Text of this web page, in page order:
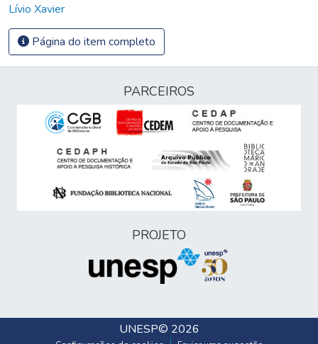
Lívio Xavier
Página do item completo
PARCEIROS
PROJETO
UNESP© 2026